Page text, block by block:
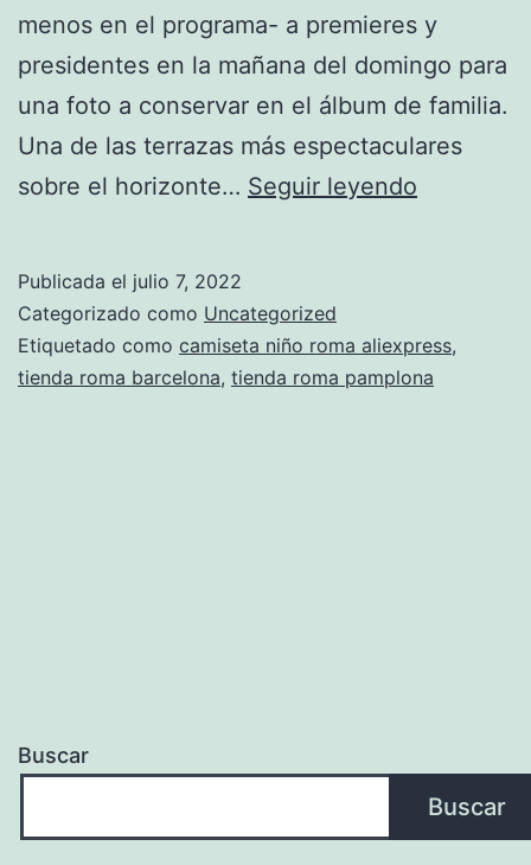
menos en el programa- a premieres y
presidentes en la mañana del domingo para
una foto a conservar en el álbum de familia.
Una de las terrazas más espectaculares
sobre el horizonte… Seguir leyendo
Publicada el julio 7, 2022
Categorizado como Uncategorized
Etiquetado como camiseta niño roma aliexpress,
tienda roma barcelona, tienda roma pamplona
Buscar
Buscar